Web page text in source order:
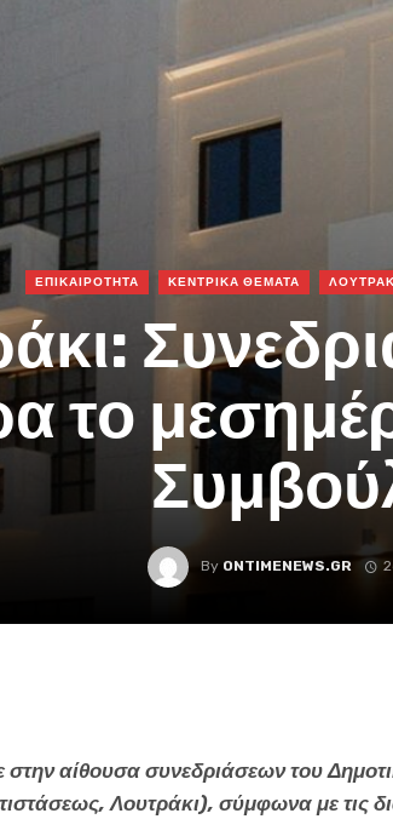
ΕΠΙΚΑΙΡΟΤΗΤΑ ΚΕΝΤΡΙΚΑ ΘΕΜΑΤΑ
το
By ONTIMENEWS.GR
αίθουσα συνεδριάσεων του
Λουτράκι), σύμφωνα με τις